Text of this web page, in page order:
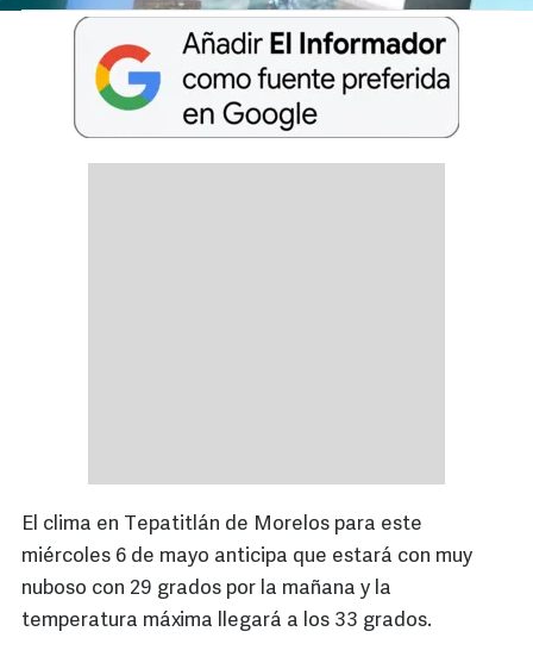
El clima en Tepatitlán de Morelos para este
miércoles 6 de mayo anticipa que estará con muy
nuboso con 29 grados por la mañana y la
temperatura máxima llegará a los 33 grados.